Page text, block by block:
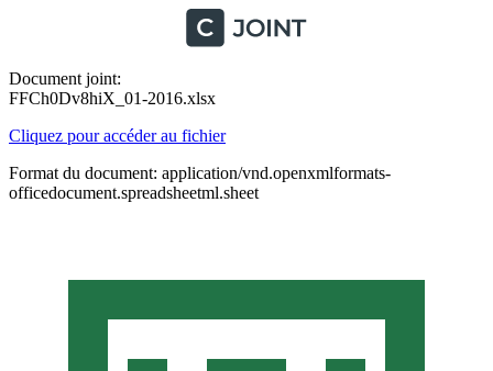
Document joint:
FFCh0Dv8hiX_01-2016.xlsx
Cliquez pour accéder au fichier
Format du document: application/vnd.openxmlformats-
officedocument.spreadsheetml.sheet